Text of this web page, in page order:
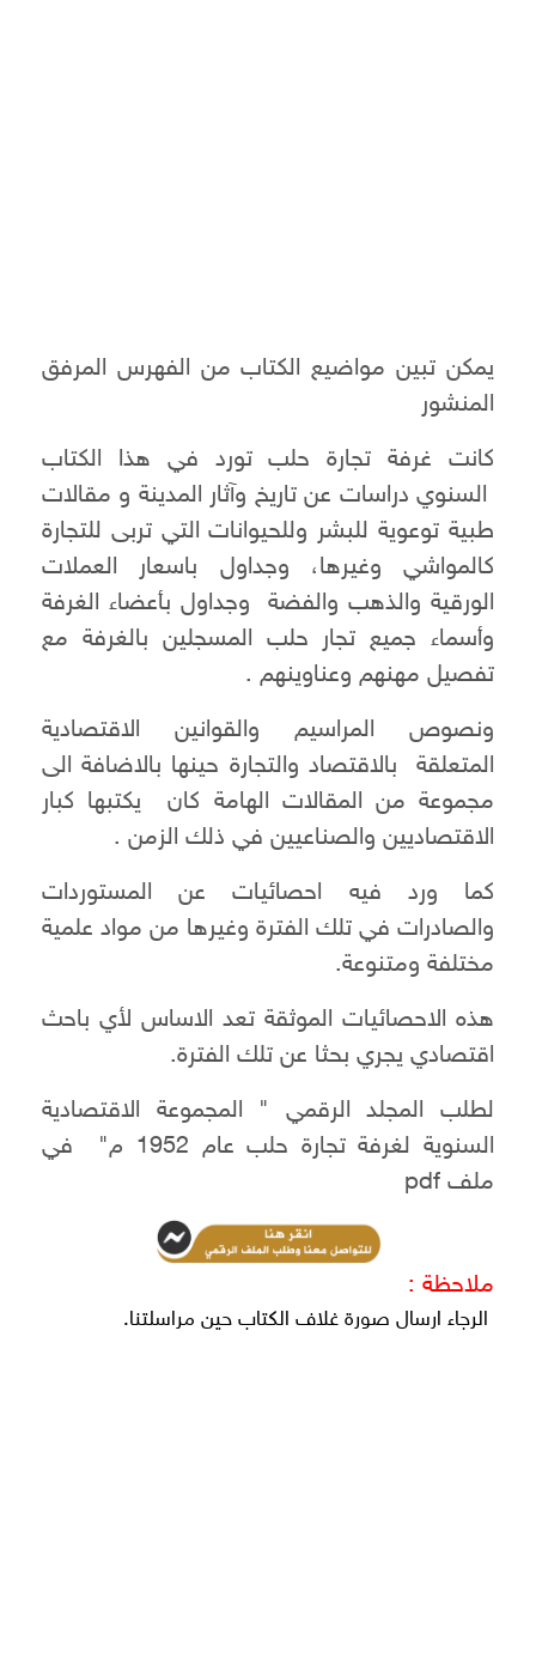
يمكن تبين مواضيع الكتاب من الفهرس المرفق
المنشور
كانت غرفة تجارة حلب تورد في هذا الكتاب
السنوي دراسات عن تاريخ وآثار المدينة و مقالات
طبية توعوية للبشر وللحيوانات التي تربى للتجارة
كالمواشي وغيرها، وجداول باسعار العملات
الورقية والذهب والفضة وجداول بأعضاء الغرفة
وأسماء جميع تجار حلب المسجلين بالغرفة مع
تفصيل مهنهم وعناوينهم .
ونصوص المراسيم والقوانين الاقتصادية
المتعلقة بالاقتصاد والتجارة حينها بالاضافة الى
مجموعة من المقالات الهامة كان يكتبها كبار
الاقتصاديين والصناعيين في ذلك الزمن .
كما ورد فيه احصائيات عن المستوردات
والصادرات في تلك الفترة وغيرها من مواد علمية
مختلفة ومتنوعة.
هذه الاحصائيات الموثقة تعد الاساس لأي باحث
اقتصادي يجري بحثا عن تلك الفترة.
لطلب المجلد الرقمي " المجموعة الاقتصادية
السنوية لغرفة تجارة حلب عام 1952 م" في
ملف pdf
ملاحظة :
الرجاء ارسال صورة غلاف الكتاب حين مراسلتنا.